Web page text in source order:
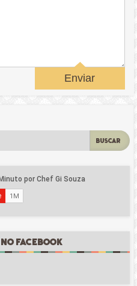
Enviar
BUSCAR
FACEBOOK